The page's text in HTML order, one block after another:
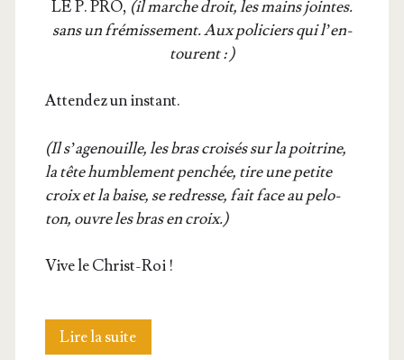
LE P. PRO, (il marche droit, les mains jointes.
sans un fré­mis­se­ment. Aux poli­ciers qui l’en­
tourent : )
Atten­dez un instant.
(Il s’a­ge­nouille, les bras croi­sés sur la poi­trine,
la tête hum­ble­ment pen­chée, tire une petite
croix et la baise, se redresse, fait face au pelo­
ton, ouvre les bras en croix.)
Vive le Christ-Roi !
Lire la suiteLe